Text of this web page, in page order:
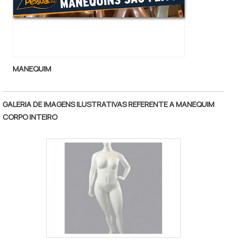
MANEQUIM
GALERIA DE IMAGENS ILUSTRATIVAS REFERENTE A MANEQUIM
CORPO INTEIRO